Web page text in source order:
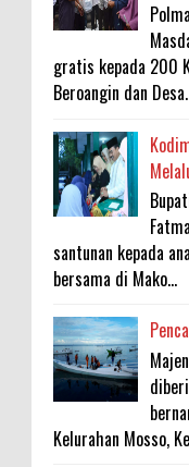
gratis kepada 200
Beroangin dan
santunan kepada
bersama di Mako...
Kelurahan Mosso,